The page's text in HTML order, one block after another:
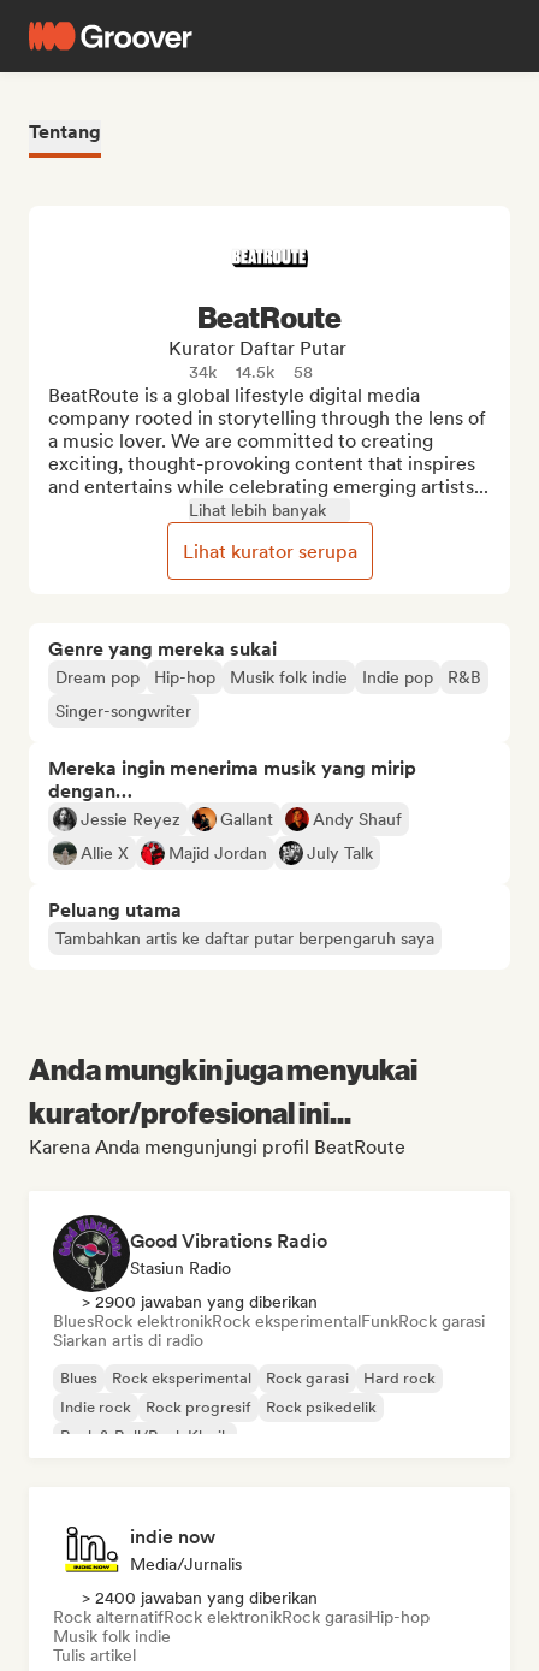
Tentang
Genre yang mereka sukai
Dream pop Hip-hop Musik folk indie Indie pop
R&B
Singer-songwriter
Mereka ingin menerima musik yang mirip
dengan…
Jessie Reyez Gallant
Andy Shauf
Allie X
Majid Jordan July Talk
Peluang utama
Tambahkan artis ke daftar putar berpengaruh saya
BeatRoute
Kurator Daftar Putar
34k 14.5k 58
BeatRoute is a global lifestyle digital media
company rooted in storytelling through the lens of
a music lover. We are committed to creating
exciting, thought-provoking content that inspires
and entertains while celebrating emerging artists...
Lihat lebih banyak
Lihat kurator serupa
Anda mungkin juga menyukai
kurator/profesional ini...
Karena Anda mengunjungi profil BeatRoute
Good Vibrations Radio
Stasiun Radio
> 2900 jawaban yang diberikan
BluesRock elektronikRock eksperimentalFunkRock garasi
Siarkan artis di radio
Blues Rock eksperimental Rock garasi
Hard rock
Indie rock
Rock progresif
Rock psikedelik
Rock & Roll/Rock Klasik
indie now
Media/Jurnalis
> 2400 jawaban yang diberikan
Rock alternatifRock elektronikRock garasiHip-hop
Musik folk indie
Tulis artikel